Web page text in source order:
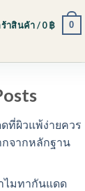
าสินค้า /0฿ 0
ที่ผิวแพ้ง่ายควร
กจากหลักฐาน
ไมทากันแดด